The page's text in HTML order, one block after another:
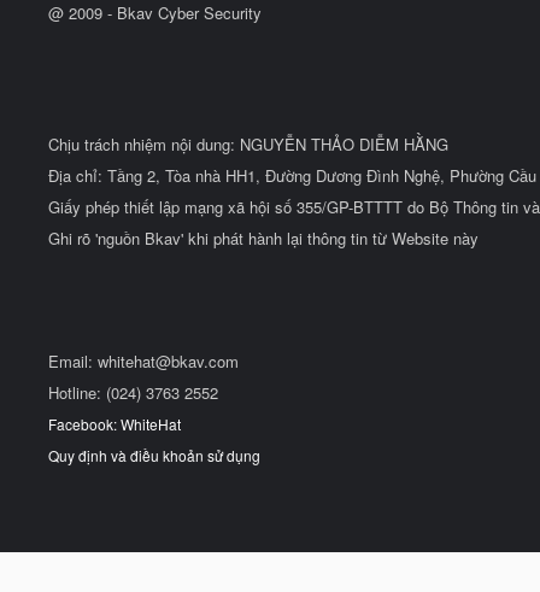
@ 2009 - Bkav Cyber Security
Chịu trách nhiệm nội dung: NGUYỄN THẢO DIỄM HẰNG
Địa chỉ: Tầng 2, Tòa nhà HH1, Đường Dương Đình Nghệ, Phường
Giấy phép thiết lập mạng xã hội số 355/GP-BTTTT do Bộ Thông tin
Ghi rõ 'nguồn Bkav' khi phát hành lại thông tin từ Website này
Email: whitehat@bkav.com
Hotline: (024) 3763 2552
Facebook: WhiteHat
Quy định và điều khoản sử dụng